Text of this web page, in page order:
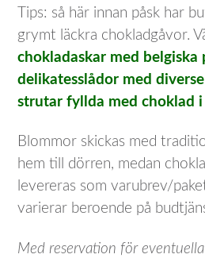
Tips: så här innan påsk har
grymt läckra chokladgåvor.
chokladaskar med belgiska
delikatesslådor med
strutar fyllda med choklad
Blommor skickas med
hem till dörren, medan
levereras som varubrev/
varierar beroende på
Med reservation för